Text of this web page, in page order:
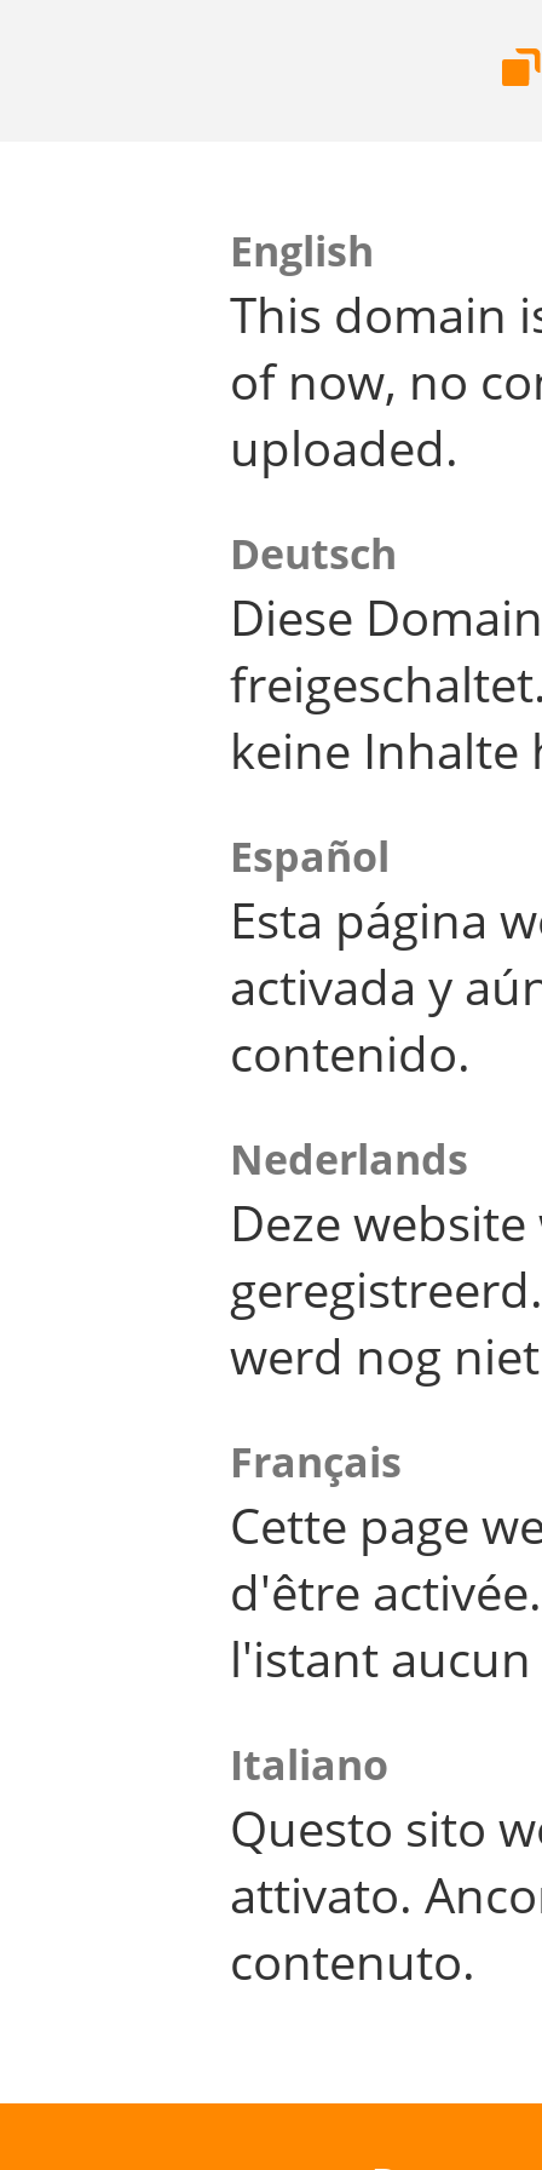
English
This domain
of now, no
uploaded.
Deutsch
Diese
keine Inhalte
Español
Esta página
activada y
contenido.
Nederlands
Deze
werd nog
Français
Cette page
d'être
l'istant
Italiano
Questo sito
attivato.
contenuto.